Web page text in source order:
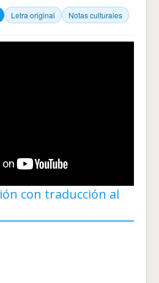
Letra original Notas culturales
con traducción al